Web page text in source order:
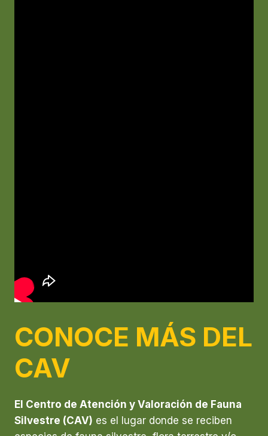
CONOCE MÁS DEL
CAV
El Centro de Atención y Valoración de Fauna
Silvestre (CAV) es el lugar donde se reciben